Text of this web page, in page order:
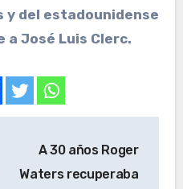
y del estadounidense
a José Luis Clerc.
A 30 años Roger
Waters recuperaba